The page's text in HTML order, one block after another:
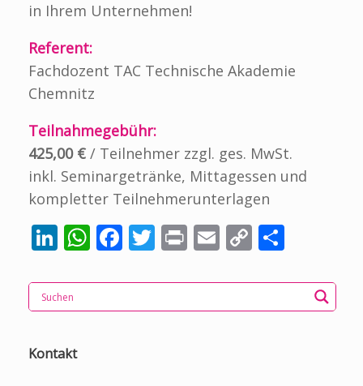
in Ihrem Unternehmen!
Referent:
Fachdozent TAC Technische Akademie
Chemnitz
Teilnahmegebühr:
425,00 € / Teilnehmer zzgl. ges. MwSt.
inkl. Seminargetränke, Mittagessen und
kompletter Teilnehmerunterlagen
Li
k
e
dI
n
W
at
s
F
e
b
T
itt
er
Pr
t
E
ai
l
C
p
y
le
n
Kontakt